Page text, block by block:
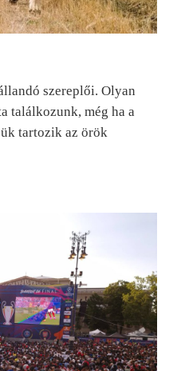
szereplői. Olyan
találkozunk, még ha a
tartozik az örök